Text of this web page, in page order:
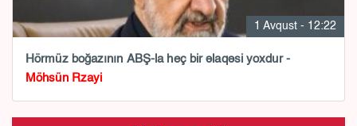
1 Avqust - 12:22
Hörmüz boğazının ABŞ-la heç bir əlaqəsi yoxdur -
Möhsün Rzayi